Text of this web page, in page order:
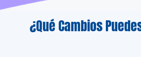
¿Qué Cambios